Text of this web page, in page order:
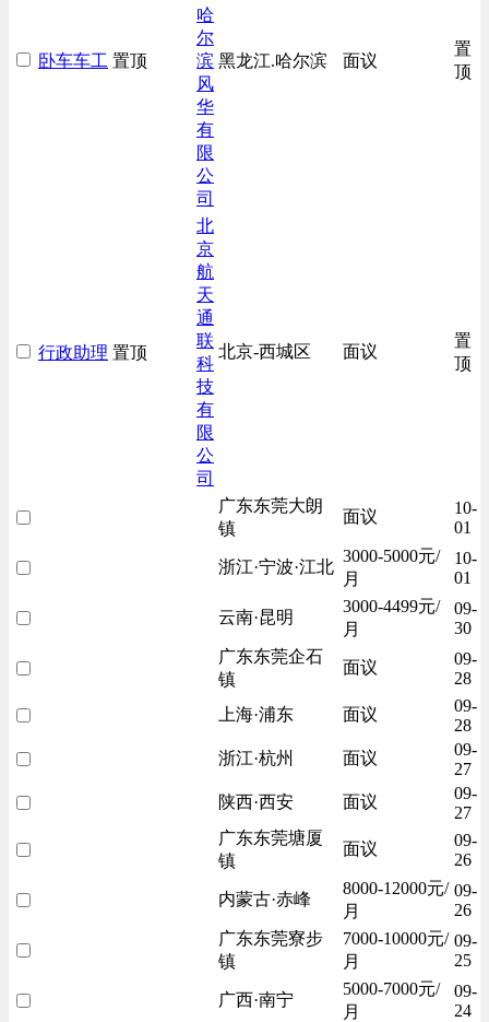
卧车车工 置顶
哈
尔
滨
风
华
有
限
公
司
黑龙江.哈尔滨 面议
置
顶
行政助理 置顶
北
京
航
天
通
联
科
技
有
限
公
司
北京-西城区 面议
置
顶
广东东莞大朗
镇
面议
10-
01
浙江·宁波·江北
3000-5000元/
月
10-
01
云南·昆明
3000-4499元/
月
09-
30
广东东莞企石
镇
面议
09-
28
上海·浦东
面议
09-
28
浙江·杭州
面议
09-
27
陕西·西安
面议
09-
27
广东东莞塘厦
镇
面议
09-
26
内蒙古·赤峰
8000-12000元/
月
09-
26
广东东莞寮步
镇
7000-10000元/
月
09-
25
广西·南宁
5000-7000元/
月
09-
24